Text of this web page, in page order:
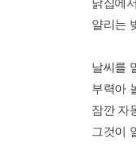
얄리는
날씨를
부력아
잠깐 자
그것이